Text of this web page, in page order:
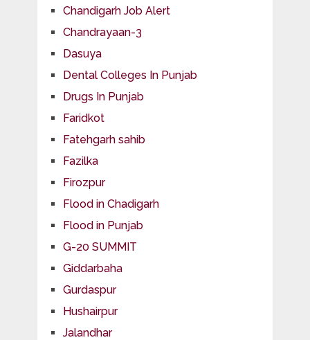
Chandigarh Job Alert
Chandrayaan-3
Dasuya
Dental Colleges In Punjab
Drugs In Punjab
Faridkot
Fatehgarh sahib
Fazilka
Firozpur
Flood in Chadigarh
Flood in Punjab
G-20 SUMMIT
Giddarbaha
Gurdaspur
Hushairpur
Jalandhar